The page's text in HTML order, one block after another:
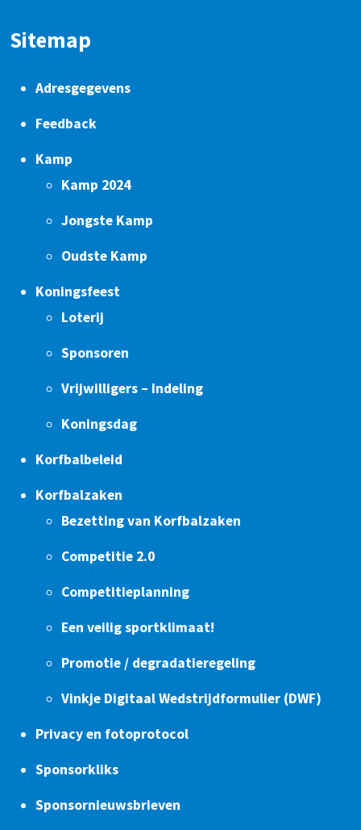
Sitemap
Adresgegevens
Feedback
Kamp
Kamp 2024
Jongste Kamp
Oudste Kamp
Koningsfeest
Loterij
Sponsoren
Vrijwilligers – Indeling
Koningsdag
Korfbalbeleid
Korfbalzaken
Bezetting van Korfbalzaken
Competitie 2.0
Competitieplanning
Een veilig sportklimaat!
Promotie / degradatieregeling
Vinkje Digitaal Wedstrijdformulier (DWF)
Privacy en fotoprotocol
Sponsorkliks
Sponsornieuwsbrieven